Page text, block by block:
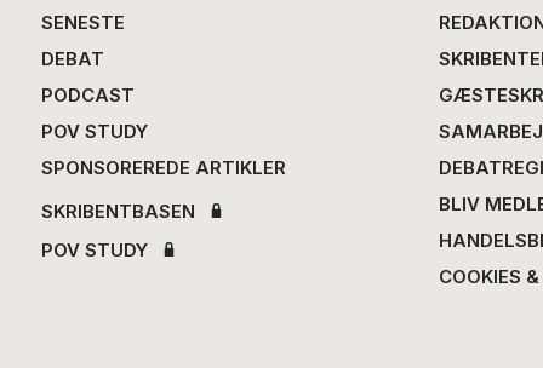
SENESTE
DEBAT
PODCAST
POV STUDY
SPONSOREREDE ARTIKLER
SKRIBENTBASEN
POV STUDY
BLIV
COOKIES